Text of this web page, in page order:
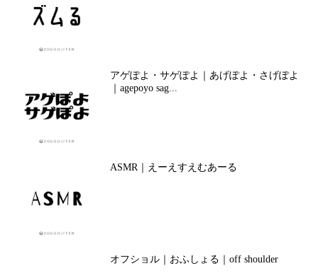
アゲぽよ・サゲぽよ｜あげぽよ・さげぽよ
｜agepoyo sag...
ASMR｜えーえすえむあーる
オフショル｜おふしょる｜off shoulder